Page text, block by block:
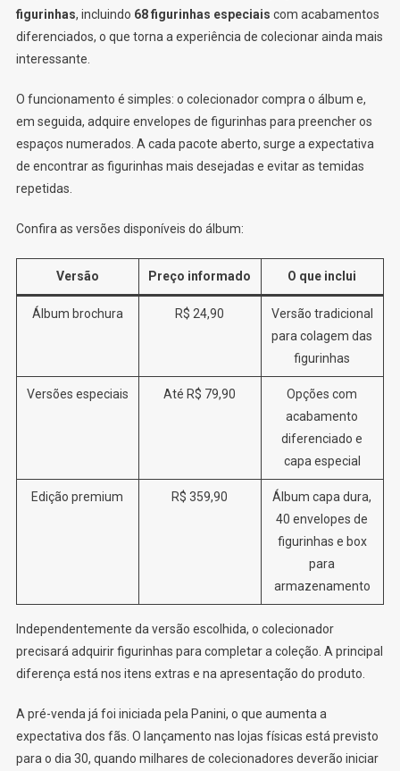
figurinhas, incluindo 68 figurinhas especiais com acabamentos
diferenciados, o que torna a experiência de colecionar ainda mais
interessante.
O funcionamento é simples: o colecionador compra o álbum e,
em seguida, adquire envelopes de figurinhas para preencher os
espaços numerados. A cada pacote aberto, surge a expectativa
de encontrar as figurinhas mais desejadas e evitar as temidas
repetidas.
Confira as versões disponíveis do álbum:
Versão Preço informado O que inclui
Álbum brochura R$ 24,90
Versão tradicional
para colagem das
figurinhas
Versões especiais Até R$ 79,90
Opções com
acabamento
diferenciado e
capa especial
Edição premium R$ 359,90
Álbum capa dura,
40 envelopes de
figurinhas e box
para
armazenamento
Independentemente da versão escolhida, o colecionador
precisará adquirir figurinhas para completar a coleção. A principal
diferença está nos itens extras e na apresentação do produto.
A pré-venda já foi iniciada pela Panini, o que aumenta a
expectativa dos fãs. O lançamento nas lojas físicas está previsto
para o dia 30, quando milhares de colecionadores deverão iniciar